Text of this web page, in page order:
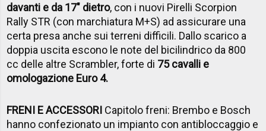
davanti e da 17" dietro, con i nuovi Pirelli Scorpion
Rally STR (con marchiatura M+S) ad assicurare una
certa presa anche sui terreni difficili. Dallo scarico a
doppia uscita escono le note del bicilindrico da 800
cc delle altre Scrambler, forte di 75 cavalli e
omologazione Euro 4.
FRENI E ACCESSORI Capitolo freni: Brembo e Bosch
hanno confezionato un impianto con antibloccaggio e